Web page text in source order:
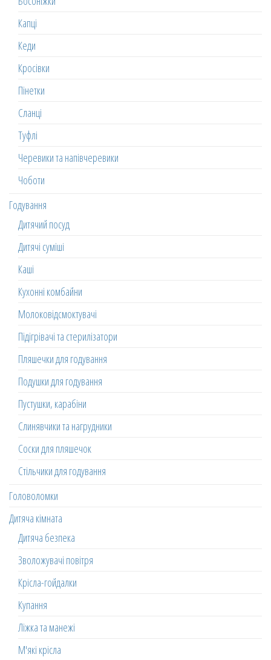
Капці
Кеди
Кросівки
Пінетки
Сланці
Туфлі
Черевики та напівчеревики
Чоботи
Годування
Дитячий посуд
Дитячі суміші
Каші
Кухонні комбайни
Молоковідсмоктувачі
Підігрівачі та стерилізатори
Пляшечки для годування
Подушки для годування
Пустушки, карабіни
Слинявчики та нагрудники
Соски для пляшечок
Стільчики для годування
Головоломки
Дитяча кімната
Дитяча безпека
Зволожувачі повітря
Крісла-гойдалки
Купання
Ліжка та манежі
М'які крісла